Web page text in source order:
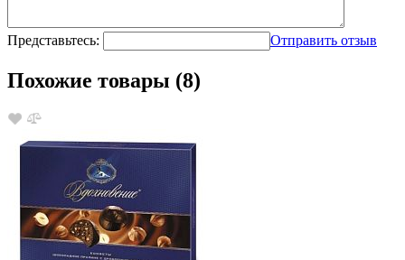
Представьтесь: Отправить отзыв
Похожие товары (8)